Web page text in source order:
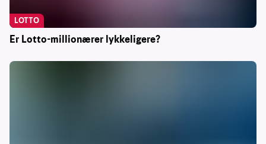
Er Lotto-millionærer lykkeligere?
LOTTO